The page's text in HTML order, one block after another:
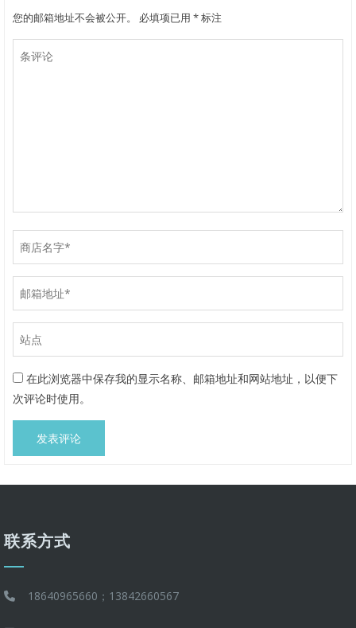
您的邮箱地址不会被公开。 必填项已用 *标注
在此浏览器中保存我的显示名称、邮箱地址和网站地址，以便下
次评论时使用。
联系方式
18640965660；13842660567